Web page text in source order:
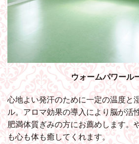
ウォームパワール
心地よい発汗のために一定の温度と
ル。アロマ効果の導入により脳が活
肥満体質ぎみの方にお薦めします。
も心も体も癒してくれます。